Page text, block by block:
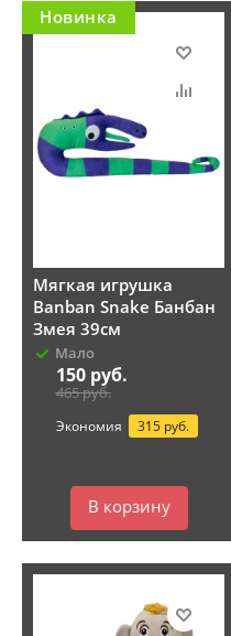
Новинка
Мягкая игрушка
Banban Snake Банбан
Змея 39см
Мало
150руб.
465руб.
Экономия 315 руб.
В корзину